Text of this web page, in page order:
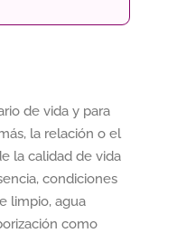
de vida y para
la relación o el
la calidad de vida
condiciones
limpio, agua
como